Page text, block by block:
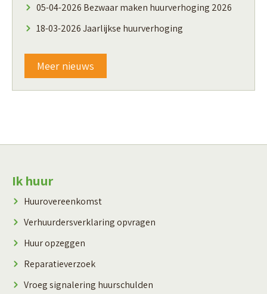
05-04-2026 Bezwaar maken huurverhoging 2026
18-03-2026Jaarlijkse huurverhoging
Meer nieuws
Contactinformatie
Ik huur
Huurovereenkomst
Verhuurdersverklaring opvragen
Huur opzeggen
Reparatieverzoek
Vroeg signalering huurschulden